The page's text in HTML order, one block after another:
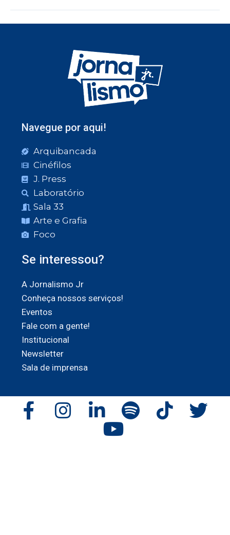
Navegue por aqui!
Arquibancada
Cinéfilos
J. Press
Laboratório
Sala 33
Arte e Grafia
Foco
Se interessou?
A Jornalismo Jr
Conheça nossos serviços!
Eventos
Fale com a gente!
Institucional
Newsletter
Sala de imprensa